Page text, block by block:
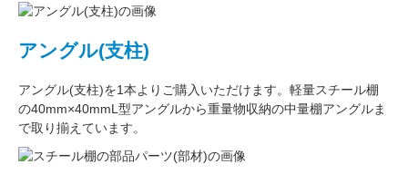
アングル(支柱)
アングル(支柱)を1本よりご購入いただけます。軽量スチール棚
の40mm×40mmL型アングルから重量物収納の中量棚アングルま
で取り揃えています。